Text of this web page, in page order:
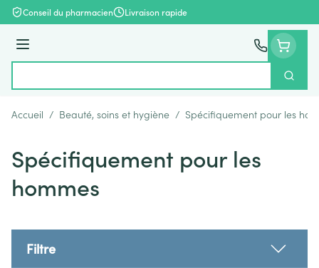
Aller au contenu
Conseil du pharmacien Livraison rapide
Menu
Accueil / Beauté, soins et hygiène / Spécifiquement pour les
Spécifiquement pour les
hommes
Filtre